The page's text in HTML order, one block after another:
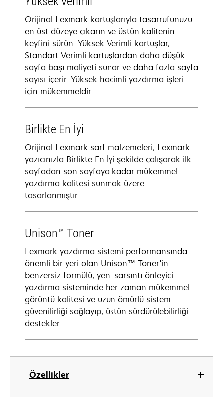
Özellikler
Orijinal Lexmark kartuşlarıyla tasarrufunuzu
en üst düzeye çıkarın ve üstün kalitenin
keyfini sürün. Yüksek Verimli kartuşlar,
Standart Verimli kartuşlardan daha düşük
sayfa başı maliyeti sunar ve daha fazla sayfa
sayısı içerir. Yüksek hacimli yazdırma işleri
için mükemmeldir.
Birlikte En İyi
Orijinal Lexmark sarf malzemeleri, Lexmark
yazıcınızla Birlikte En İyi şekilde çalışarak ilk
sayfadan son sayfaya kadar mükemmel
yazdırma kalitesi sunmak üzere
tasarlanmıştır.
Unison™ Toner
Lexmark yazdırma sistemi performansında
önemli bir yeri olan Unison™ Toner'in
benzersiz formülü, yeni sarsıntı önleyici
yazdırma sisteminde her zaman mükemmel
görüntü kalitesi ve uzun ömürlü sistem
güvenilirliği sağlayıp, üstün sürdürülebilirliği
destekler.